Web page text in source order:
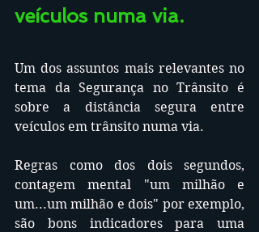
veículos numa via.
Um dos assuntos mais relevantes no
tema da Segurança no Trânsito é
sobre a distância segura entre
veículos em trânsito numa via.
Regras como dos dois segundos,
contagem mental "um milhão e
um...um milhão e dois" por exemplo,
são bons indicadores para uma